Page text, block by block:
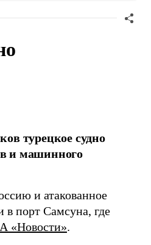
турецкое судно
и машинного
и атакованное
в порт Самсуна, где
«Новости».